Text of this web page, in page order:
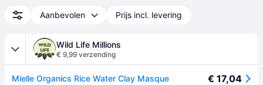
Aanbevolen Prijs incl. levering
Wild Life Millions
€ 9,99 verzending
Mielle Organics Rice Water Clay Masque € 17,04